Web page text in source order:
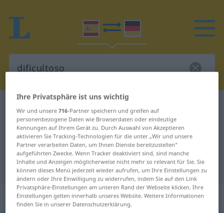
Spanisch-Deutsch Übersetzung für
"dificultoso"
"dificultoso" Deutsch Übersetzung
„dificultoso“: adjetivo
Ihre Privatsphäre ist uns wichtig
Wir und unsere716-Partner speichern und greifen auf
personenbezogene Daten wie Browserdaten oder eindeutige
Kennungen auf Ihrem Gerät zu. Durch Auswahl von Akzeptieren
aktivieren Sie Tracking-Technologien für die unter „Wir und unsere
Partner verarbeiten Daten, um Ihnen Dienste bereitzustellen“
aufgeführten Zwecke. Wenn Tracker deaktiviert sind, sind manche
Inhalte und Anzeigen möglicherweise nicht mehr so relevant für Sie. Sie
können dieses Menü jederzeit wieder aufrufen, um Ihre Einstellungen zu
ändern oder Ihre Einwilligung zu widerrufen, indem Sie auf den Link
Privatsphäre-Einstellungen am unteren Rand der Webseite klicken. Ihre
Einstellungen gelten innerhalb unseres Website. Weitere Informationen
finden Sie in unserer Datenschutzerklärung.